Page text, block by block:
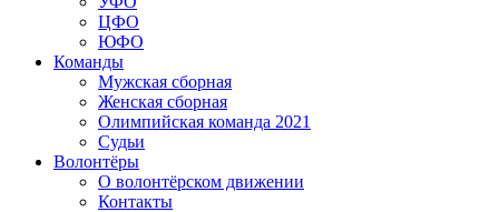
ЦФО
ЮФО
Команды
Мужская сборная
Женская сборная
Олимпийская команда 2021
Судьи
Волонтёры
О волонтёрском движении
Контакты